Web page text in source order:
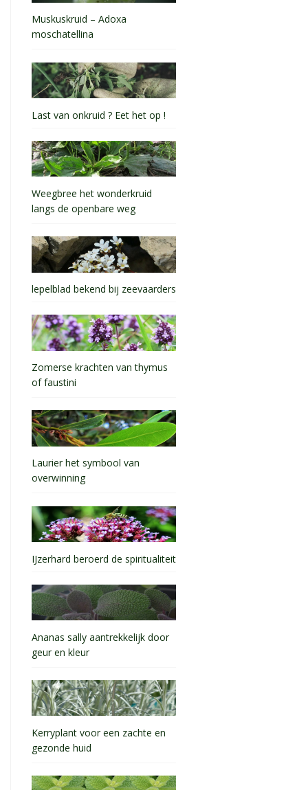
Muskuskruid – Adoxa
moschatellina
Last van onkruid ? Eet het op !
Weegbree het wonderkruid
langs de openbare weg
lepelblad bekend bij zeevaarders
Zomerse krachten van thymus
of faustini
Laurier het symbool van
overwinning
IJzerhard beroerd de spiritualiteit
Ananas sally aantrekkelijk door
geur en kleur
Kerryplant voor een zachte en
gezonde huid